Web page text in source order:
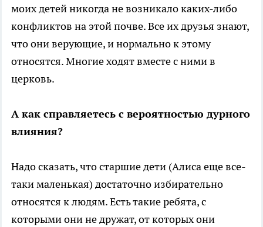
моих детей никогда не возникало каких-либо
конфликтов на этой почве. Все их друзья знают,
что они верующие, и нормально к этому
относятся. Многие ходят вместе с ними в
церковь.
А как справляетесь с вероятностью дурного
влияния?
Надо сказать, что старшие дети (Алиса еще все-
таки маленькая) достаточно избирательно
относятся к людям. Есть такие ребята, с
которыми они не дружат, от которых они